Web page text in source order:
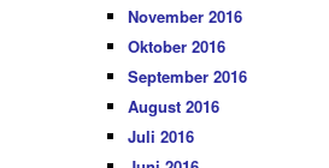
November 2016
Oktober 2016
September 2016
August 2016
Juli 2016